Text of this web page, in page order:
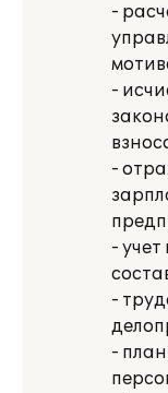
-
-
-
-
-
-